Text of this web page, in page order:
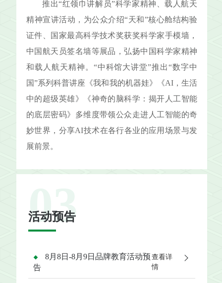
推出“红领巾讲解员”科学家精神、载人航天
精神宣讲活动，为公众介绍“天和”核心舱结构验
证件、国家最高科学技术奖获奖科学家手模墙，
中国航天员签名墙等展品，弘扬中国科学家精神
和载人航天精神。“中科馆大讲堂”推出“数字中
国”系列科普讲座《我和我的机器娃》《AI，生活
中的超级英雄》《神奇的脑科学：揭开人工智能
的底层密码》多维度带领公众走进人工智能的奇
妙世界，分享AI技术在各行各业的应用场景与发
展前景。
03
活动预告
8月8日-8月9日品牌教育活动预
告
查看详
情